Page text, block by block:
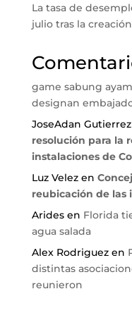
La tasa de
julio tras la
game sabung ayam
designan
JoseAdan Gutierrez
resolución para la
instalaciones de
Luz Velezen
reubicación de las
Aridesen Florida
agua salada
Alex Rodriguezen
distintas
reunieron